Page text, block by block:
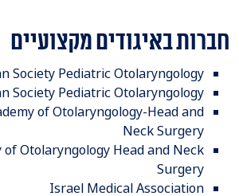
חברות באיגודים מקצועיים
Society Pediatric Otolaryngology
Society Pediatric Otolaryngology
of Otolaryngology-Head and
Neck Surgery
of Otolaryngology Head and Neck
Surgery
Israel Medical Association